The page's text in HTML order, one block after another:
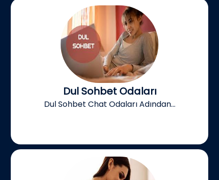
Dul Sohbet Odaları
Dul Sohbet Chat Odaları Adından...